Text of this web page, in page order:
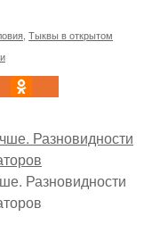
Тыквы в открытом
Разновидности